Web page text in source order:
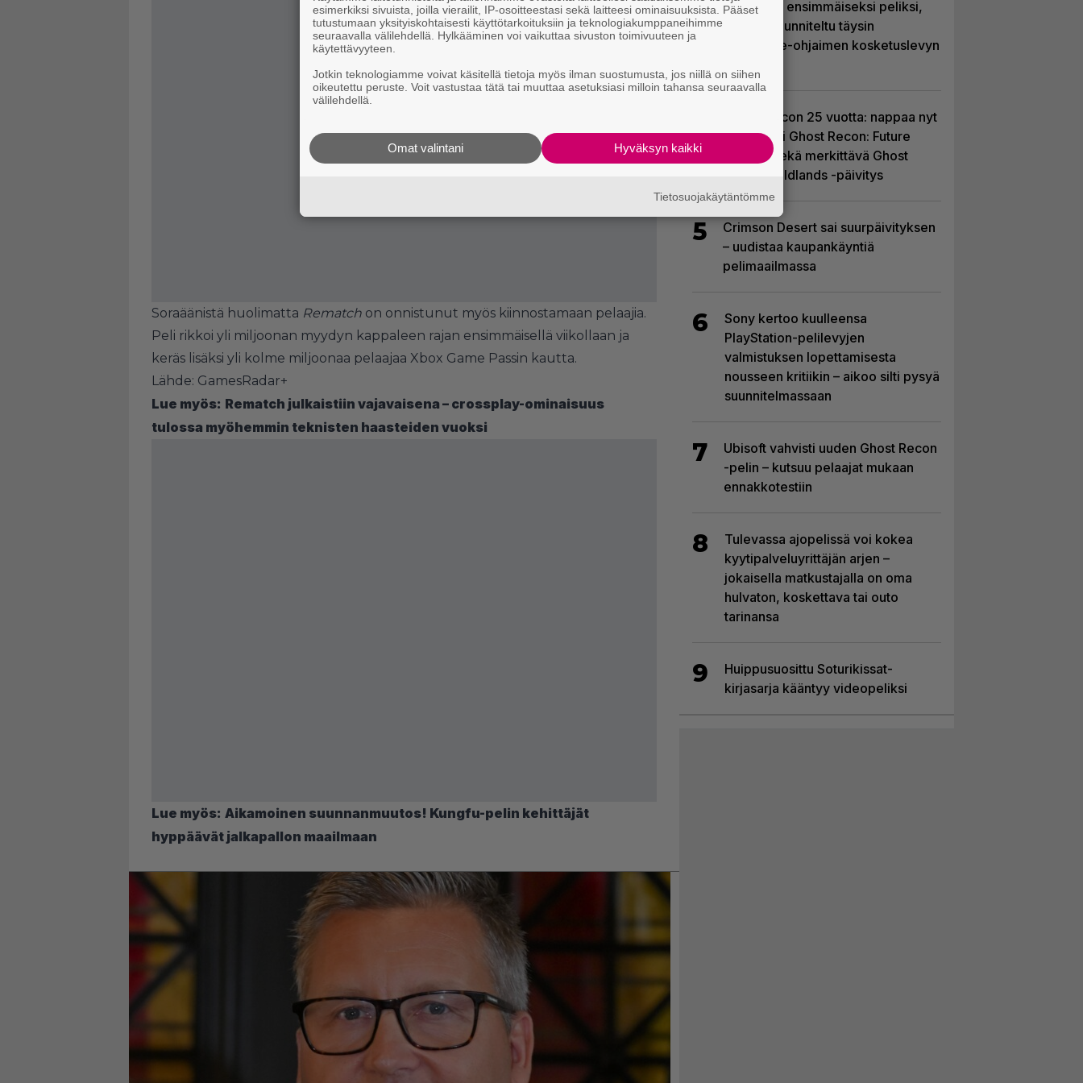
Soraäänistä huolimatta Rematch on onnistunut myös kiinnostamaan pelaajia.
Peli rikkoi yli miljoonan myydyn kappaleen rajan ensimmäisellä viikollaan ja
keräs lisäksi yli kolme miljoonaa pelaajaa Xbox Game Passin kautta.
Lähde: GamesRadar+
Lue myös: Rematch julkaistiin vajavaisena – crossplay-ominaisuus
tulossa myöhemmin teknisten haasteiden vuoksi
Lue myös: Aikamoinen suunnanmuutos! Kungfu-pelin kehittäjät
hyppäävät jalkapallon maailmaan
kuvaillaan ensimmäiseksi peliksi,
joka on suunniteltu täysin
DualSense-ohjaimen kosketuslevyn
Ghost Recon 25 vuotta: nappaa nyt
ilmaiseksi Ghost Recon: Future
Soldier sekä merkittävä Ghost
Recon Wildlands -päivitys
5
Crimson Desert sai suurpäivityksen
– uudistaa kaupankäyntiä
pelimaailmassa
6
Sony kertoo kuulleensa
PlayStation-pelilevyjen
valmistuksen lopettamisesta
nousseen kritiikin – aikoo silti pysyä
suunnitelmassaan
7
Ubisoft vahvisti uuden Ghost Recon
-pelin – kutsuu pelaajat mukaan
ennakkotestiin
8
Tulevassa ajopelissä voi kokea
kyytipalveluyrittäjän arjen –
jokaisella matkustajalla on oma
hulvaton, koskettava tai outo
tarinansa
9
Huippusuosittu Soturikissat-
kirjasarja kääntyy videopeliksi
esimerkiksi sivuista, joilla vierailit, IP-osoitteestasi sekä laitteesi ominaisuuksista. Pääset
tutustumaan yksityiskohtaisesti käyttötarkoituksiin ja teknologiakumppaneihimme
seuraavalla välilehdellä. Hylkääminen voi vaikuttaa sivuston toimivuuteen ja
käytettävyyteen.
Jotkin teknologiamme voivat käsitellä tietoja myös ilman suostumusta, jos niillä on siihen
oikeutettu peruste. Voit vastustaa tätä tai muuttaa asetuksiasi milloin tahansa seuraavalla
välilehdellä.
Hyväksyn kaikki
Omat valintani
Tietosuojakäytäntömme